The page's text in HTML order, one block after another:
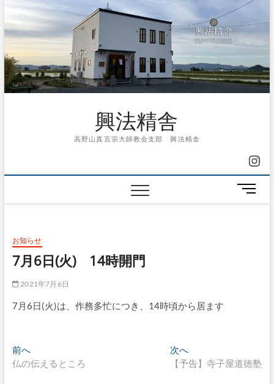
content
興法精舎
高野山真言宗大師教会支部 興法精舎
メ
ニ
お知らせ
7月6日(火) 14時開門
2021年7月6日
7月6日(火)は、作務多忙につき、14時頃から居ます
投
稿
前へ過
去
仏の伝えるところ
次へ
の
【予告】寺子屋道徳塾